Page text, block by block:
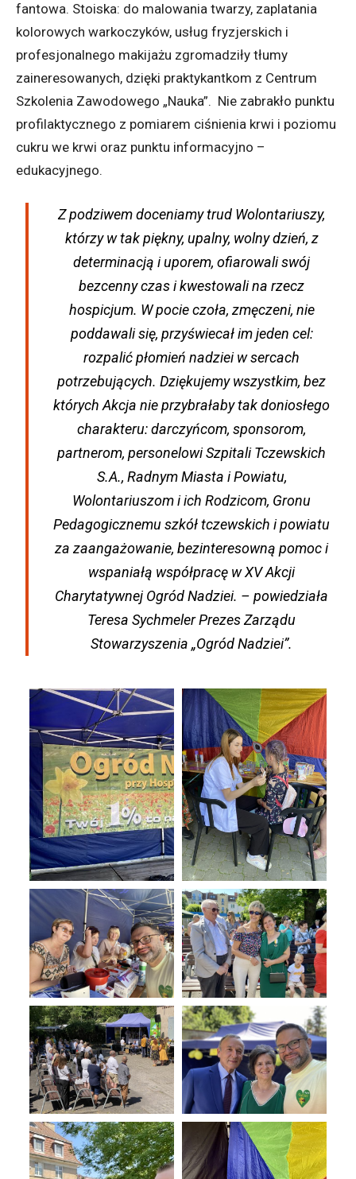
fantowa. Stoiska: do malowania twarzy, zaplatania
kolorowych warkoczyków, usług fryzjerskich i
profesjonalnego makijażu zgromadziły tłumy
zaineresowanych, dzięki praktykantkom z Centrum
Szkolenia Zawodowego „Nauka”. Nie zabrakło punktu
profilaktycznego z pomiarem ciśnienia krwi i poziomu
cukru we krwi oraz punktu informacyjno –
edukacyjnego.
Z podziwem doceniamy trud Wolontariuszy,
którzy w tak piękny, upalny, wolny dzień, z
determinacją i uporem, ofiarowali swój
bezcenny czas i kwestowali na rzecz
hospicjum. W pocie czoła, zmęczeni, nie
poddawali się, przyświecał im jeden cel:
rozpalić płomień nadziei w sercach
potrzebujących. Dziękujemy wszystkim, bez
których Akcja nie przybrałaby tak doniosłego
charakteru: darczyńcom, sponsorom,
partnerom, personelowi Szpitali Tczewskich
S.A., Radnym Miasta i Powiatu,
Wolontariuszom i ich Rodzicom, Gronu
Pedagogicznemu szkół tczewskich i powiatu
za zaangażowanie, bezinteresowną pomoc i
wspaniałą współpracę w XV Akcji
Charytatywnej Ogród Nadziei. – powiedziała
Teresa Sychmeler Prezes Zarządu
Stowarzyszenia „Ogród Nadziei”.